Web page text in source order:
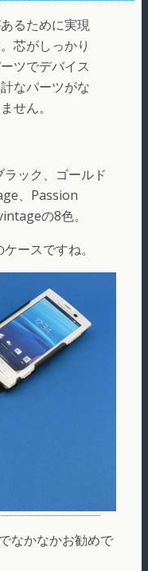
るために実現
芯がしっかり
ツでデバイス
なパーツがな
せん。
ック、ゴールド
、Passion
の8色。
ースですね。
なかなかお勧めで